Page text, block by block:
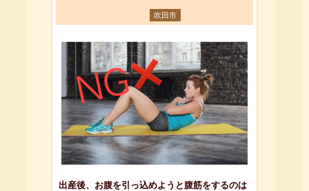
吹田市
出産後、お腹を引っ込めようと腹筋をするのは